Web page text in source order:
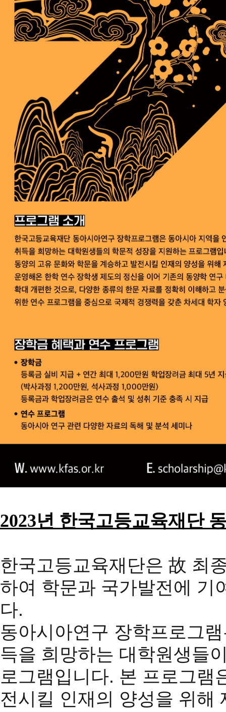
2023년 한국고등교육재단
한국고등교육재단은 故 최
하여 학문과 국가발전에 기
다.
동아시아연구 장학프로그
득을 희망하는 대학원생들
로그램입니다. 본 프로그램
전시킬 인재의 양성을 위해